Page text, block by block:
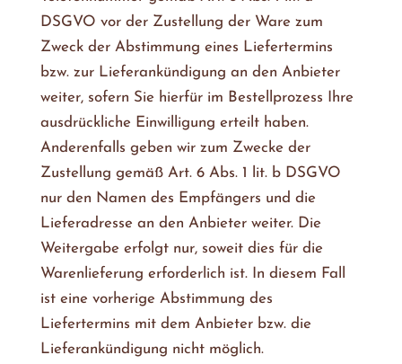
DSGVO vor der Zustellung der Ware zum
Zweck der Abstimmung eines Liefertermins
bzw. zur Lieferankündigung an den Anbieter
weiter, sofern Sie hierfür im Bestellprozess Ihre
ausdrückliche Einwilligung erteilt haben.
Anderenfalls geben wir zum Zwecke der
Zustellung gemäß Art. 6 Abs. 1 lit. b DSGVO
nur den Namen des Empfängers und die
Lieferadresse an den Anbieter weiter. Die
Weitergabe erfolgt nur, soweit dies für die
Warenlieferung erforderlich ist. In diesem Fall
ist eine vorherige Abstimmung des
Liefertermins mit dem Anbieter bzw. die
Lieferankündigung nicht möglich.